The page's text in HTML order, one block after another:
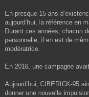
En presque 15 ans
aujourd’hui, la référence en
Durant ces années, chacun
personnelle, il en est de
modératrice.
En 2016, une campagne
Aujourd’hui, CIBERICK-95
donner une nouvelle